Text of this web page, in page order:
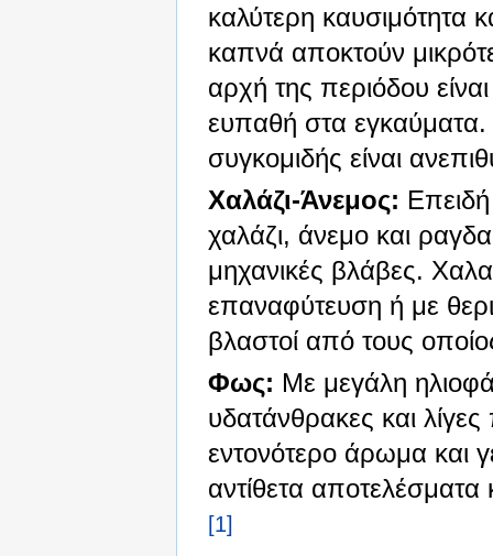
καλύτερη καυσιμότητα
καπνά αποκτούν
αρχή της περιόδου
ευπαθή στα εγκαύματα.
συγκομιδής είναι
Χαλάζι-Άνεμος:
χαλάζι, άνεμο και
μηχανικές βλάβες.
επαναφύτευση ή με
βλαστοί από τους
Φως: Με μεγάλη
υδατάνθρακες και
εντονότερο άρωμα και
αντίθετα αποτελέσματα
[1]